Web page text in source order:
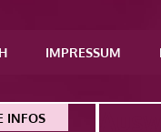
IMPRESSUM
INFOS